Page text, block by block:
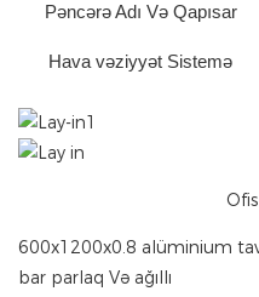
Pəncərə Adı Və Qapısar
Hava vəziyyət Sistemə
600x1200x0.8 alüminium
bar parlaq Və ağıllı